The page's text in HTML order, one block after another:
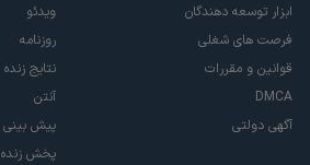
ابزار توسعه دهندگان
فرصت های شغلی
قوانین و مقررات
DMCA
آگهی دولتی
ویدئو
روزنامه
نتایج زنده
آنتن
پیش بینی
پخش زنده